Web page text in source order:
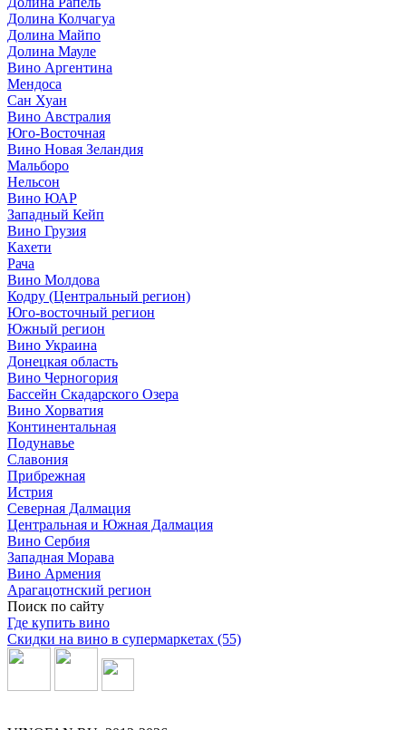
Долина Колчагуа
Долина Майпо
Долина Мауле
Вино Аргентина
Мендоса
Сан Хуан
Вино Австралия
Юго-Восточная
Вино Новая Зеландия
Мальборо
Нельсон
Вино ЮАР
Западный Кейп
Вино Грузия
Кахети
Рача
Вино Молдова
Кодру (Центральный регион)
Юго-восточный регион
Южный регион
Вино Украина
Донецкая область
Вино Черногория
Бассейн Скадарского Озера
Вино Хорватия
Континентальная
Подунавье
Славония
Прибрежная
Истрия
Северная Далмация
Центральная и Южная Далмация
Вино Сербия
Западная Морава
Вино Армения
Арагацотнский регион
Поиск по сайту
Где купить вино
Скидки на вино в супермаркетах (55)